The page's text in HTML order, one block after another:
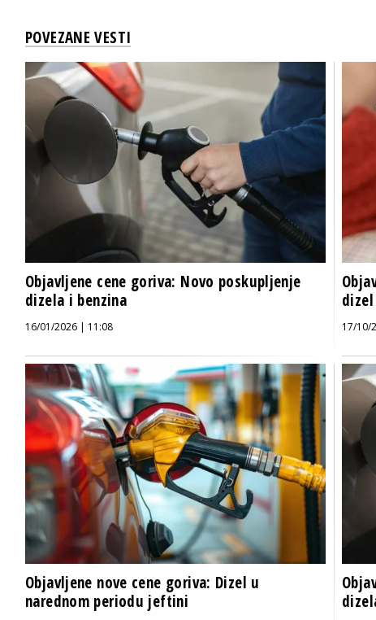
POVEZANE VESTI
Objavljene cene goriva: Novo poskupljenje
dizela i benzina
16/01/2026 | 11:08 17/10/
Objavljene nove cene goriva: Dizel u
narednom periodu jeftini